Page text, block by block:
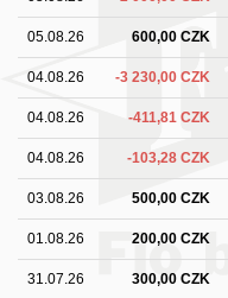
05.08.26 600,00 CZK
04.08.26 -3 230,00 CZK
04.08.26 -411,81 CZK
04.08.26 -103,28 CZK
03.08.26 500,00 CZK
01.08.26 200,00 CZK
31.07.26 300,00 CZK